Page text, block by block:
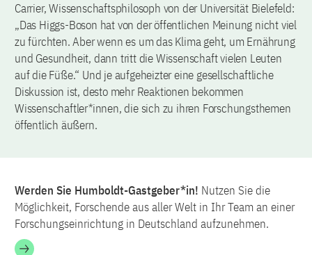
Carrier, Wissenschaftsphilosoph von der Universität Bielefeld:
„Das Higgs-Boson hat von der öffentlichen Meinung nicht viel
zu fürchten. Aber wenn es um das Klima geht, um Ernährung
und Gesundheit, dann tritt die Wissenschaft vielen Leuten
auf die Füße.“ Und je aufgeheizter eine gesellschaftliche
Diskussion ist, desto mehr Reaktionen bekommen
Wissenschaftler*innen, die sich zu ihren Forschungsthemen
öffentlich äußern.
Werden Sie Humboldt-Gastgeber*in! Nutzen Sie die
Möglichkeit, Forschende aus aller Welt in Ihr Team an einer
Forschungseinrichtung in Deutschland aufzunehmen.